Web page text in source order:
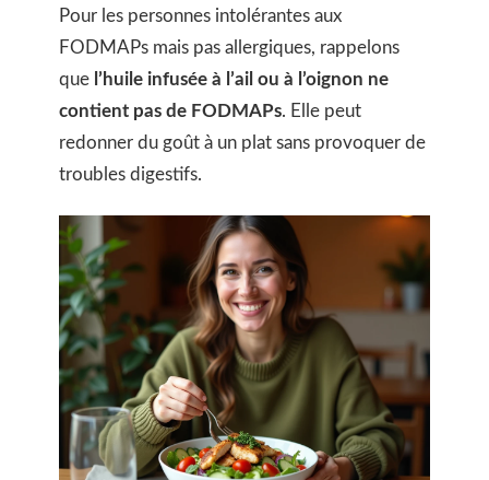
Pour les personnes intolérantes aux
FODMAPs mais pas allergiques, rappelons
que l’huile infusée à l’ail ou à l’oignon ne
contient pas de FODMAPs. Elle peut
redonner du goût à un plat sans provoquer de
troubles digestifs.